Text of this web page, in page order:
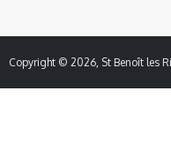
Copyright © 2026, St Benoît les